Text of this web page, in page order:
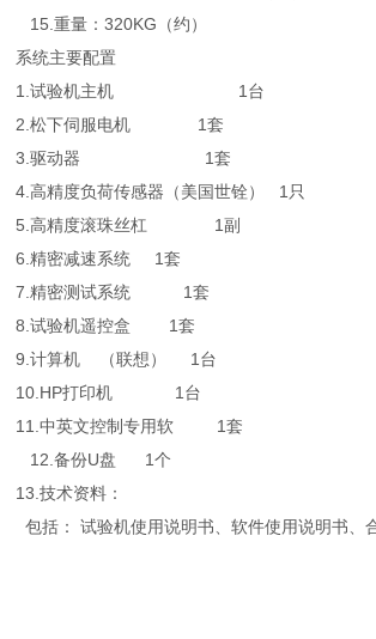
15.重量：320KG（约）
系统主要配置
1.试验机主机 1台
2.松下伺服电机 1套
3.驱动器 1套
4.高精度负荷传感器（美国世铨） 1只
5.高精度滚珠丝杠 1副
6.精密减速系统 1套
7.精密测试系统 1套
8.试验机遥控盒 1套
9.计算机 （联想） 1台
10.HP打印机 1台
11.中英文控制专用软 1套
12.备份U盘 1个
13.技术资料：
包括： 试验机使用说明书、软件使用说明书、